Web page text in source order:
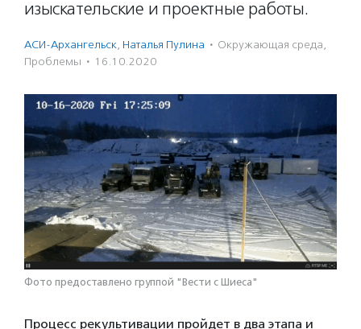
изыскательские и проектные работы.
АСИ-Архангельск, Наталья Пулина · Окружающая среда,
Проблемы · 16.10.2020
Фото предоставлено группой "Вести с Шиеса"
Процесс рекультивации пройдет в два этапа и